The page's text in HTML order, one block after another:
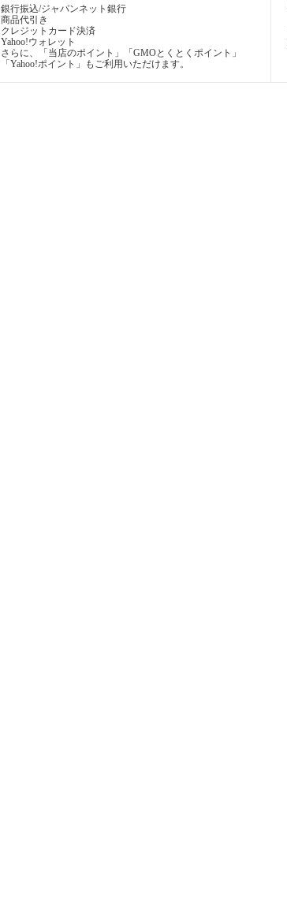
銀行振込/ジャパンネット銀行
商品代引き
クレジットカード決済
Yahoo!ウォレット
さらに、「当店のポイント」「GMOとくとくポイント」
「Yahoo!ポイント」もご利用いただけます。